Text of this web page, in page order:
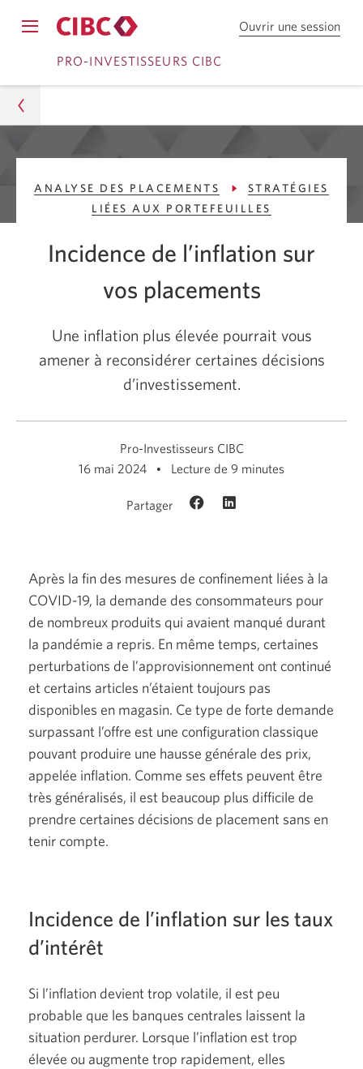
Passer
à
Passer
au
navigationPRO-INVESTISSEURS CIBC
Ouvrir une session
en
C
C.
Pro-Investisseurs CIBC
Conseils
ANALYSE DES PLACEMENTS
STRATÉGIES
LIÉES AUX PORTEFEUILLES
Incidence de l’inflation sur
vos placements
Une inflation plus élevée pourrait vous
amener à reconsidérer certaines décisions
d’investissement.
Pro-Investisseurs CIBC
16 mai 2024
Lecture de 9 minutes
Partager
Après la fin des mesures de confinement liées à la
COVID-19, la demande des consommateurs pour
de nombreux produits qui avaient manqué durant
la pandémie a repris. En même temps, certaines
perturbations de l’approvisionnement ont continué
et certains articles n’étaient toujours pas
disponibles en magasin. Ce type de forte demande
surpassant l’offre est une configuration classique
pouvant produire une hausse générale des prix,
appelée inflation. Comme ses effets peuvent être
très généralisés, il est beaucoup plus difficile de
prendre certaines décisions de placement sans en
tenir compte.
Incidence de l’inflation sur les taux
d’intérêt
Si l’inflation devient trop volatile, il est peu
probable que les banques centrales laissent la
situation perdurer. Lorsque l’inflation est trop
élevée ou augmente trop rapidement, elles